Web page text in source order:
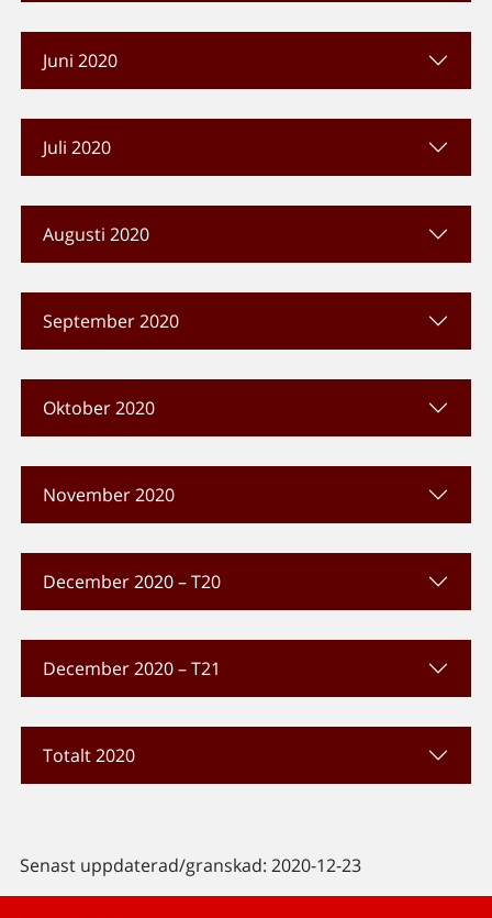
Juni 2020
Juli 2020
Augusti 2020
September 2020
Oktober 2020
November 2020
December 2020 – T20
December 2020 – T21
Totalt 2020
Senast uppdaterad/granskad: 2020-12-23